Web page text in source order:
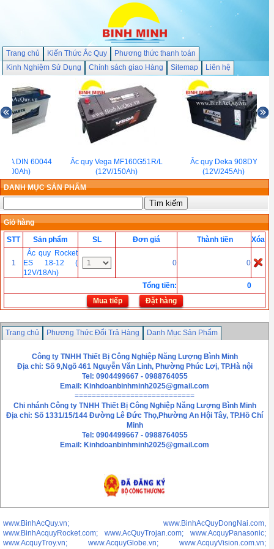
Trang chủ Kiến Thức Ắc Quy
Phương thức thanh toán
Kinh Nghiệm Sử Dụng
Chính sách giao Hàng Sitemap Liên hệ
DIN 60044
100Ah)
Ắc quy Vega MF160G51R/L
(12V/150Ah)
Ắc quy Deka 908DY
(12V/245Ah)
DANH MỤC SẢN PHẨM
Giỏ hàng
STT
Sản phẩm SL Đơn giá Thành tiền Xóa
1
Ắc quy Rocket
ES 18-12 (
12V/18Ah)
0 0
Tổng tiền:
0
Mua tiếp
Đặt hàng
Trang chủ Phương Thức Đổi Trả Hàng
Danh Mục Sản Phẩm
Công ty TNHH Thiết Bị Công Nghiệp Năng Lượng Bình Minh
Địa chỉ: Số 9,Ngõ 461 Nguyễn Văn Linh, Phường Phúc Lơị, TP.Hà nội
Tel: 0904499667 - 0988764055
Email: Kinhdoanbinhminh2025@gmail.com
============================
Chi nhánh Công ty TNHH Thiết Bị Công Nghiệp Năng Lượng Bình Minh
Địa chỉ: Số 1331/15/144 Đường Lê Đức Thọ,Phường An Hội Tây, TP.Hồ Chí
Minh
Tel: 0904499667 - 0988764055
Email: Kinhdoanbinhminh2025@gmail.com
www.BinhAcQuy.vn; www.BinhAcQuyDongNai.com,
www.BinhAcquyRocket.com; www.AcQuyTrojan.com; www.AcquyPanasonic;
www.AcquyTroy.vn; www.AcquyGlobe.vn; www.AcquyVision.com.vn;